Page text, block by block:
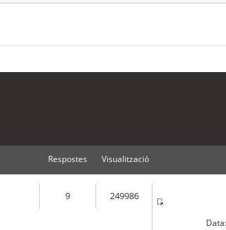
Respostes Visualització
9 249986